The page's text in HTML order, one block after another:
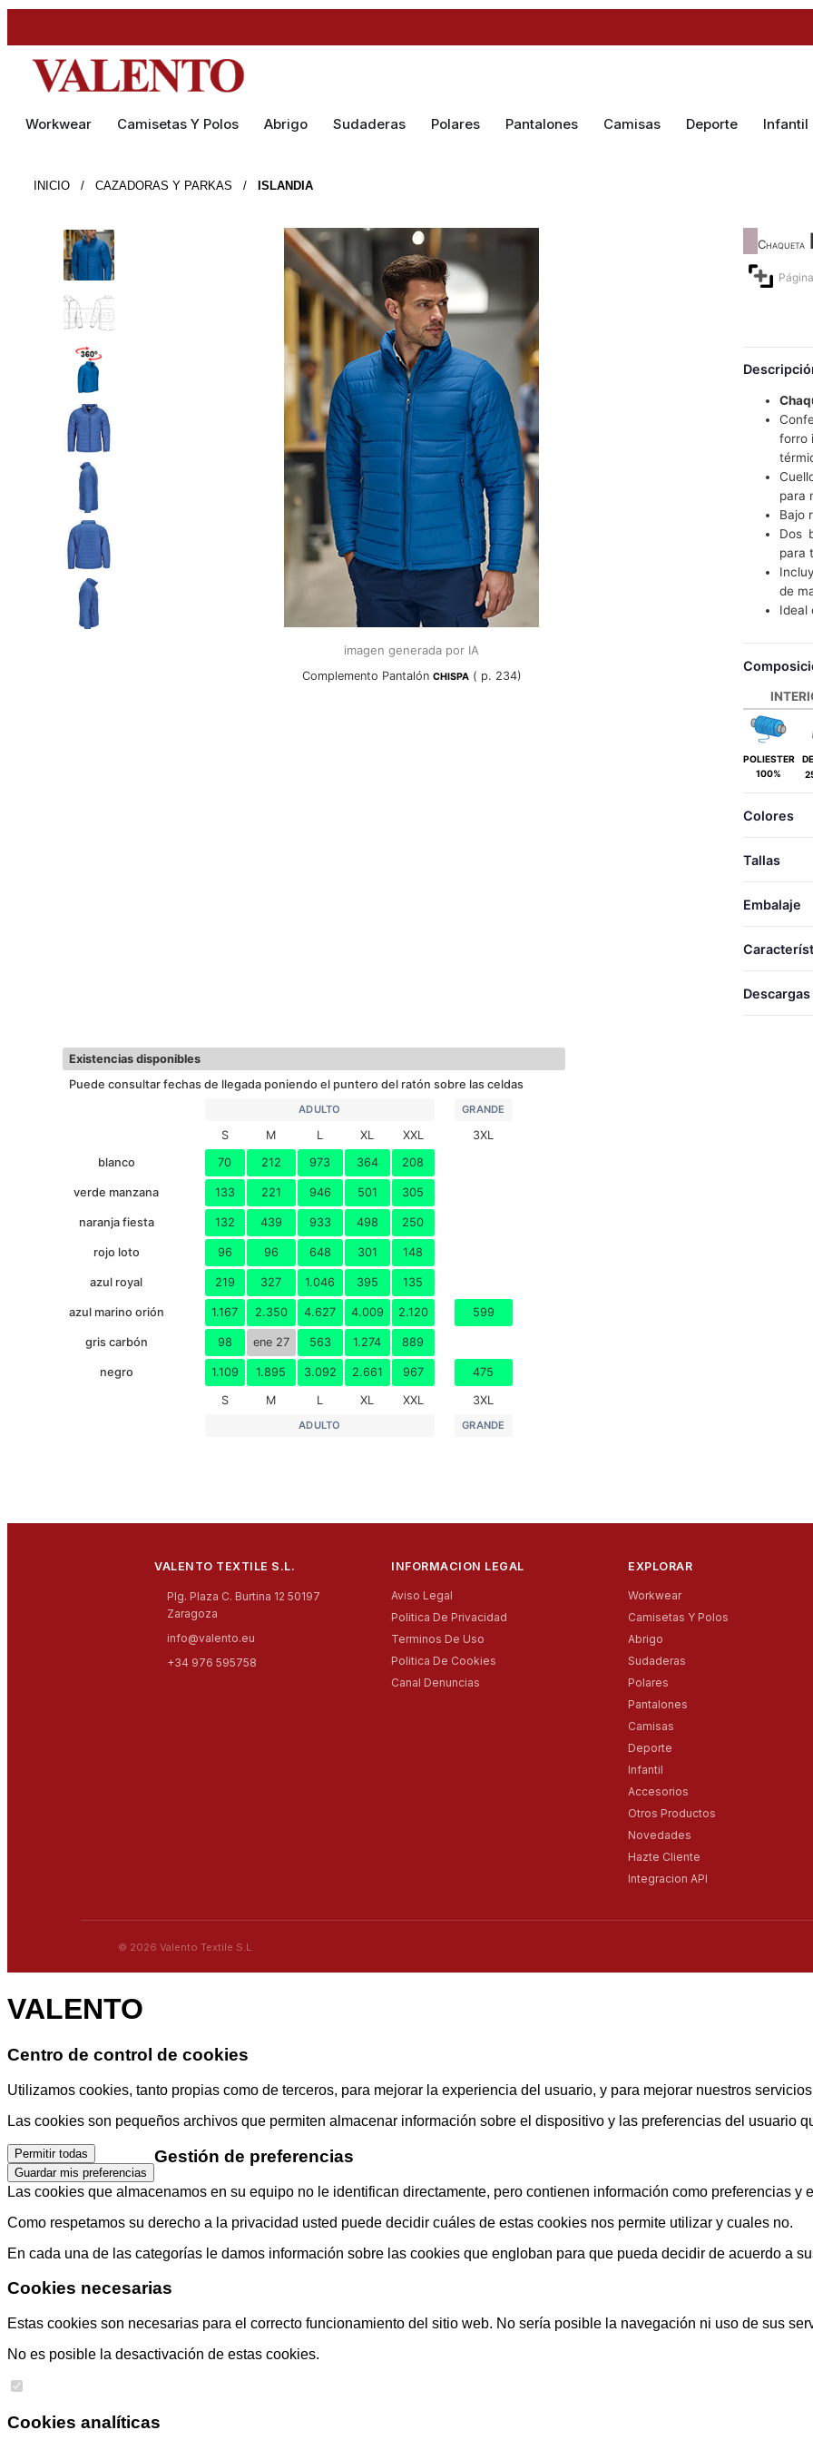
Workwear Camisetas Y Polos Abrigo Sudaderas Polares Pantalones Camisas Deporte Infantil
INICIO / CAZADORAS Y PARKAS / ISLANDIA
imagen generada por IA
Complemento Pantalón CHISPA( p. 234)
Chaqueta
forro
para
Bajo
Dos
para
de
Ideal
POLIESTER
100%
Colores
Tallas
LARGO
ANCHO
Embalaje
M
Descargas
Existencias disponibles
Puede consultar fechas de llegada poniendo el puntero del ratón sobre las celdas
ADULTO GRANDE
S M L XL XXL
3XL
blanco
70 212 973 364 208
verde manzana 133 221 946 501 305
naranja fiesta 132 439 933 498 250
rojo loto 96 96 648 301 148
azul royal 219 327 1.046 395 135
azul marino orión 1.167 2.350 4.627 4.009 2.120 599
gris carbón 98 ene 27 563 1.274 889
negro 1.109 1.895 3.092 2.661 967 475
S M L XL XXL 3XL
ADULTO GRANDE
VALENTO TEXTILE S.L.
Plg. Plaza C. Burtina 12 50197
Zaragoza
info@valento.eu
+34 976 595758
INFORMACION LEGAL
Aviso Legal
Politica De Privacidad
Terminos De Uso
Politica De Cookies
Canal Denuncias
EXPLORAR
Workwear
Camisetas Y Polos
Abrigo
Sudaderas
Polares
Pantalones
Camisas
Deporte
Infantil
Accesorios
Otros Productos
Novedades
Hazte Cliente
Integracion API
© 2026 Valento Textile S.L.
VALENTO
Centro de control de cookies
Utilizamos cookies, tanto propias como de terceros, para mejorar la experiencia del usuario, y para mejorar nuestros
Las cookies son pequeños archivos que permiten almacenar información sobre el dispositivo y las preferencias del usuario
Permitir todas
Guardar mis preferencias
Gestión de preferencias
Las cookies que almacenamos en su equipo no le identifican directamente, pero contienen información como preferencias y
Como respetamos su derecho a la privacidad usted puede decidir cuáles de estas cookies nos permite utilizar y cuales no.
En cada una de las categorías le damos información sobre las cookies que engloban para que pueda decidir de acuerdo a
Cookies necesarias
Estas cookies son necesarias para el correcto funcionamiento del sitio web. No sería posible la navegación ni uso de sus
No es posible la desactivación de estas cookies.
Cookies analíticas